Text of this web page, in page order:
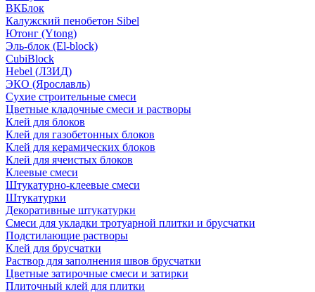
ВКБлок
Калужский пенобетон Sibel
Ютонг (Ytong)
Эль-блок (El-block)
CubiBlock
Hebel (ЛЗИД)
ЭКО (Ярославль)
Сухие строительные смеси
Цветные кладочные смеси и растворы
Клей для блоков
Клей для газобетонных блоков
Клей для керамических блоков
Клей для ячеистых блоков
Клеевые смеси
Штукатурно-клеевые смеси
Штукатурки
Декоративные штукатурки
Смеси для укладки тротуарной плитки и брусчатки
Подстилающие растворы
Клей для брусчатки
Раствор для заполнения швов брусчатки
Цветные затирочные смеси и затирки
Плиточный клей для плитки